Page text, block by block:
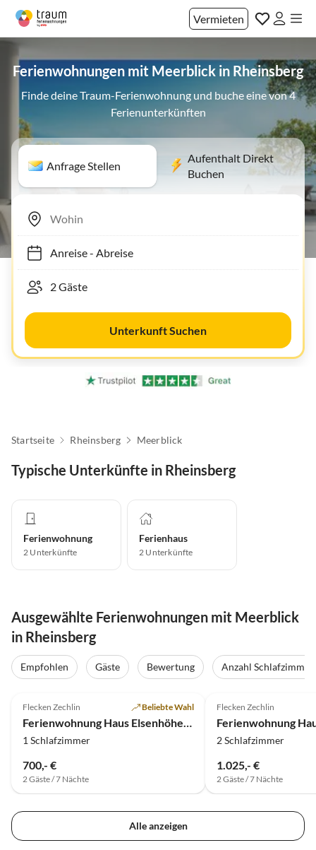
Vermieten
Ferienwohnungen mit Meerblick in Rheinsberg
Finde deine Traum-Ferienwohnung und buche eine von 4
Ferienunterkünften
Anfrage Stellen
Aufenthalt Direkt
Buchen
Anreise- Abreise
Unterkunft Suchen
Startseite Rheinsberg Meerblick
Typische Unterkünfte in Rheinsberg
Ferienwohnung
2 Unterkünfte
Ferienhaus
2 Unterkünfte
Ausgewählte Ferienwohnungen mit Meerblick
in Rheinsberg
Empfohlen Gäste Bewertung
Anzahl Schlafzimmer
Flecken Zechlin Beliebte Wahl
1 Schlafzimmer
700,- €
2 Gäste / 7 Nächte
Flecken Zechlin
2 Schlafzimmer
1.025,- €
2 Gäste / 7 Nächte
Alle anzeigen